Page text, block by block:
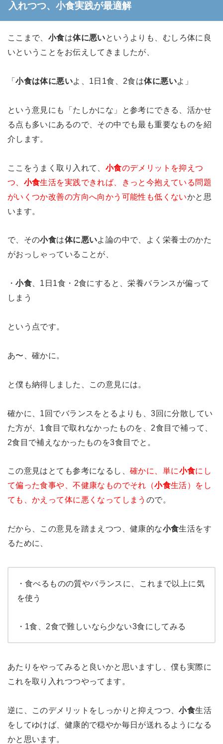
入れつつ、小食実践が最適解
ここまで、 小食は体に悪いというよりも、むしろ体に良
いということをお伝えしてきましたが、
「小食は体に悪いよ、1日1食、2食は体に悪いよ」
という意見にも「たしかにな」と参考にできる、活かせ
る点も多いにあるので、その中でも最も重要なものを紹
介します。
ここをうまく取り入れて、 小食のデメリットを抑えつ
つ、 小食生活を実践できれば、きっと今抱えている問題
がいくつか改善の方向へ向かう可能性も低くないかと思
います。
で、その小食は体に悪いよ論の中で、よく栄養士のかた
がおっしゃっていることが、
・小食 、1日1食・2食にすると、栄養バランスが偏って
しまう
という点です。
あ〜、確かに。
と僕も納得しました、この意見には。
確かに、1回でバランスをとるよりも、3回に分散してい
た方が、1食目で取れなかったものを、2食目で補って、
2食目で補えなかったものを3食目でと。
この意見はとても参考になるし、確かに、単に小食にし
て偏った食事や、不健康なものでそれ（小食生活）をし
ても、かえって体に悪くなってしまう ので。
だから、この意見を踏まえつつ、健康的な小食生活をす
るために、
・食べるものの質やバランスに、これまで以上に気
を使う
・1食、2食で難しいなら少ない3食にしてみる
あたりをやってみると良いかと思いますし、僕も実際に
これを取り入れつつやってます。
逆に、このデメリットをしっかりと抑えつつ、小食生活
をしてゆけば、健康的で穏やか毎日が送れるようになる
かと思います。